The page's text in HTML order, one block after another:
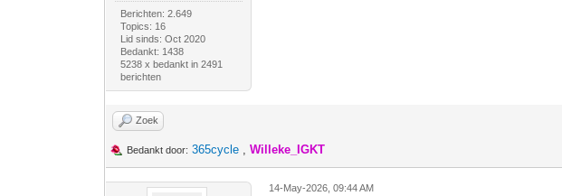
Berichten: 2.649
Topics: 16
Lid sinds: Oct 2020
Bedankt: 1438
5238 x bedankt in 2491
berichten
Zoek
Bedankt door: 365cycle ,Willeke_IGKT
14-May-2026, 09:44 AM